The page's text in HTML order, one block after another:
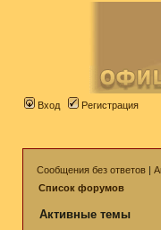
Вход Регистрация
Сообщения без ответов |
Список форумов
Активные темы